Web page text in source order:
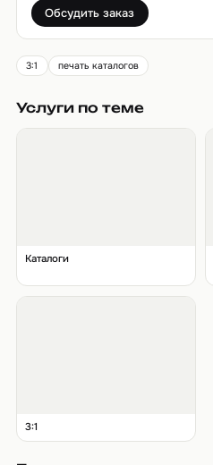
Обсудить заказ
3:1 печать каталогов
Услуги по теме
Каталоги
3:1